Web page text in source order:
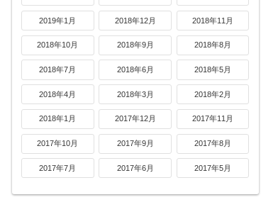
2019年1月 2018年12月 2018年11月
2018年10月 2018年9月 2018年8月
2018年7月 2018年6月 2018年5月
2018年4月 2018年3月 2018年2月
2018年1月 2017年12月 2017年11月
2017年10月 2017年9月 2017年8月
2017年7月 2017年6月 2017年5月